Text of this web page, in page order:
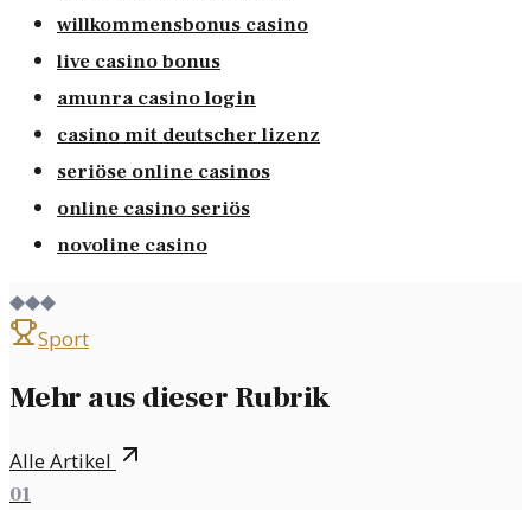
willkommensbonus casino
live casino bonus
amunra casino login
casino mit deutscher lizenz
seriöse online casinos
online casino seriös
novoline casino
◆◆◆
Sport
Mehr aus dieser Rubrik
Alle Artikel
01